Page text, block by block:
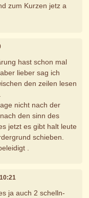
zum Kurzen jetz a
hast schon mal
lieber sag ich
den zeilen lesen
nicht nach der
den sinn des
jetzt es gibt halt leute
schieben.
.
ja auch 2 schelln-